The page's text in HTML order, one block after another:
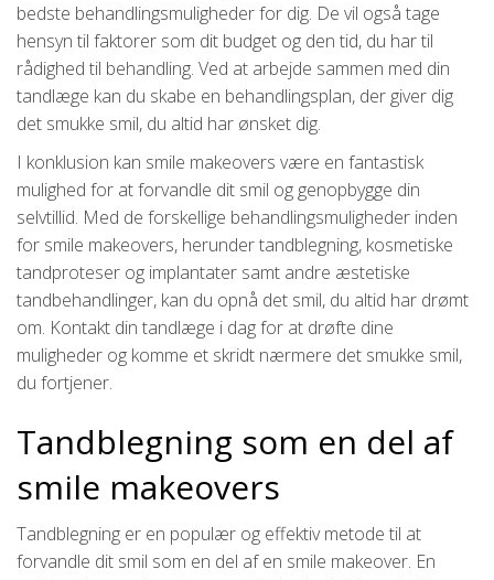
bedste behandlingsmuligheder for dig. De vil også tage
hensyn til faktorer som dit budget og den tid, du har til
rådighed til behandling. Ved at arbejde sammen med din
tandlæge kan du skabe en behandlingsplan, der giver dig
det smukke smil, du altid har ønsket dig.
I konklusion kan smile makeovers være en fantastisk
mulighed for at forvandle dit smil og genopbygge din
selvtillid. Med de forskellige behandlingsmuligheder inden
for smile makeovers, herunder tandblegning, kosmetiske
tandproteser og implantater samt andre æstetiske
tandbehandlinger, kan du opnå det smil, du altid har drømt
om. Kontakt din tandlæge i dag for at drøfte dine
muligheder og komme et skridt nærmere det smukke smil,
du fortjener.
Tandblegning som en del af
smile makeovers
Tandblegning er en populær og effektiv metode til at
forvandle dit smil som en del af en smile makeover. En